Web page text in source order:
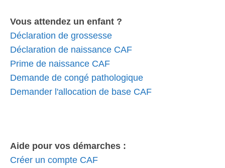
Vous attendez un enfant ?
Déclaration de grossesse
Déclaration de naissance CAF
Prime de naissance CAF
Demande de congé pathologique
Demander l'allocation de base CAF
Aide pour vos démarches :
Créer un compte CAF